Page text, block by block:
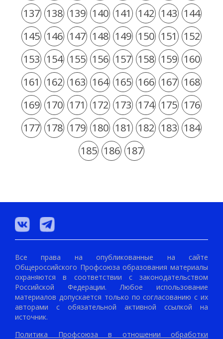
137 138 139 140 141 142 143 144
145 146 147 148 149 150 151 152
153 154 155 156 157 158 159 160
161 162 163 164 165 166 167 168
169 170 171 172 173 174 175 176
177 178 179 180 181 182 183 184
185 186 187
Все права на опубликованные на сайте
Общероссийского Профсоюза образования материалы
охраняются в соответствии с законодательством
Российской Федерации. Любое использование
материалов допускается только по согласованию с их
авторами с обязательной активной ссылкой на
источник.
Политика Профсоюза в отношении обработки